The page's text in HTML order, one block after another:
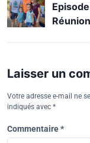
Réunion
Laisser un
Votre adresse e-mail ne
indiqués avec *
Commentaire*